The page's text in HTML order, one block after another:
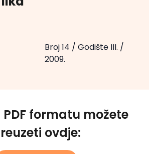
Broj 14 / Godište III. /
2009.
formatu možete
ovdje: